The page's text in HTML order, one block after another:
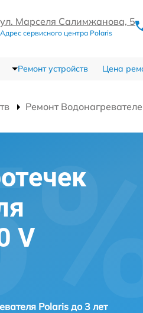
ул. Марселя Салимжанова, 5
Адрес сервисного центра Polaris
Ремонт устройств Цена
Ремонт
V
Polaris до 3 лет